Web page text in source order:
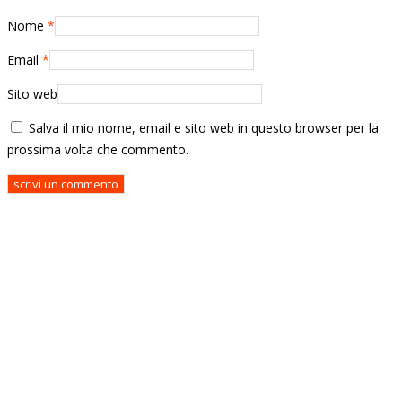
Nome *
Email *
Sito web
Salva il mio nome, email e sito web in questo browser per la
prossima volta che commento.